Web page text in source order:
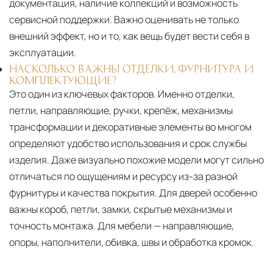
документация, наличие коллекций и возможность
сервисной поддержки. Важно оценивать не только
внешний эффект, но и то, как вещь будет вести себя в
эксплуатации.
НАСКОЛЬКО ВАЖНЫ ОТДЕЛКИ, ФУРНИТУРА И
КОМПЛЕКТУЮЩИЕ?
Это один из ключевых факторов. Именно отделки,
петли, направляющие, ручки, крепёж, механизмы
трансформации и декоративные элементы во многом
определяют удобство использования и срок службы
изделия. Даже визуально похожие модели могут сильно
отличаться по ощущениям и ресурсу из-за разной
фурнитуры и качества покрытия. Для дверей особенно
важны короб, петли, замки, скрытые механизмы и
точность монтажа. Для мебели — направляющие,
опоры, наполнители, обивка, швы и обработка кромок.